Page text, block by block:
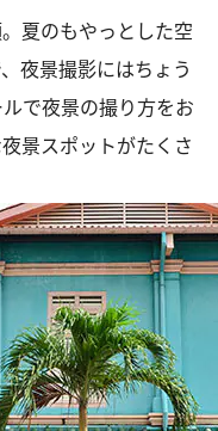
夏のもやっとした空
夜景撮影にはちょう
で夜景の撮り方をお
景スポットがたくさ